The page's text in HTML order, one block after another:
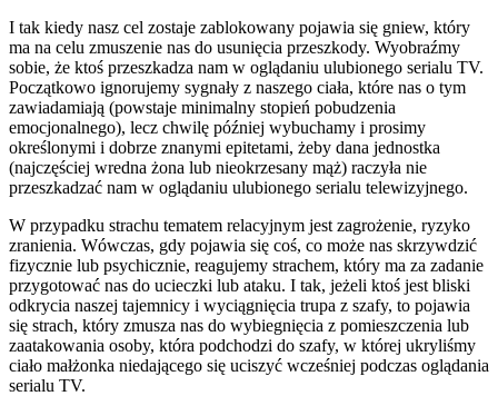
I tak kiedy nasz cel zostaje zablokowany pojawia się gniew, który
ma na celu zmuszenie nas do usunięcia przeszkody. Wyobraźmy
sobie, że ktoś przeszkadza nam w oglądaniu ulubionego serialu TV.
Początkowo ignorujemy sygnały z naszego ciała, które nas o tym
zawiadamiają (powstaje minimalny stopień pobudzenia
emocjonalnego), lecz chwilę później wybuchamy i prosimy
określonymi i dobrze znanymi epitetami, żeby dana jednostka
(najczęściej wredna żona lub nieokrzesany mąż) raczyła nie
przeszkadzać nam w oglądaniu ulubionego serialu telewizyjnego.
W przypadku strachu tematem relacyjnym jest zagrożenie, ryzyko
zranienia. Wówczas, gdy pojawia się coś, co może nas skrzywdzić
fizycznie lub psychicznie, reagujemy strachem, który ma za zadanie
przygotować nas do ucieczki lub ataku. I tak, jeżeli ktoś jest bliski
odkrycia naszej tajemnicy i wyciągnięcia trupa z szafy, to pojawia
się strach, który zmusza nas do wybiegnięcia z pomieszczenia lub
zaatakowania osoby, która podchodzi do szafy, w której ukryliśmy
ciało małżonka niedającego się uciszyć wcześniej podczas oglądania
serialu TV.